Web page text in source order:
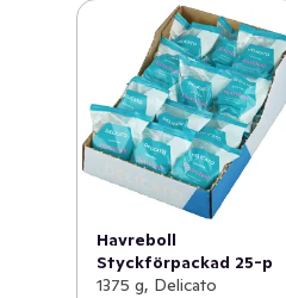
Havreboll
Styckförpackad 25-p
1375 g, Delicato